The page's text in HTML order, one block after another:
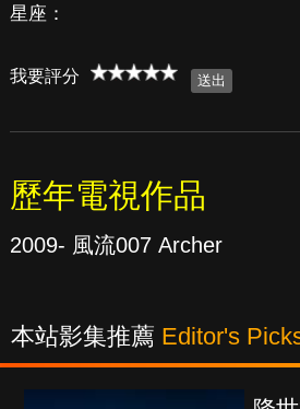
星座：
我要評分
歷年電視作品
2009- 風流007 Archer
本站影集推薦 Editor's